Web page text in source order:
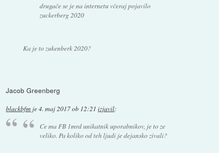
drugače se je na internetu včeraj pojavilo
zuckerberg 2020
Ka je to zukenberk 2020?
Jacob Greenberg
blackbfm je4. maj 2017 ob 12:21 izjavil:
Ce ma FB 1mrd unikatnik uporabnikov, je to ze
veliko. Pa koliko od teh ljudi je dejansko zivali?